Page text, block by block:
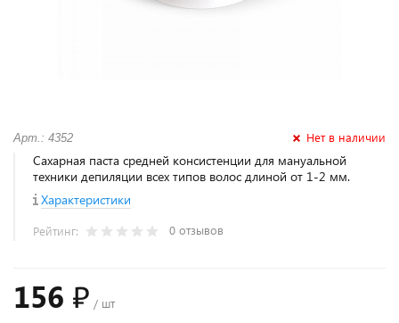
Арт.: 4352 Нет в наличии
Сахарная паста средней консистенции для мануальной
техники депиляции всех типов волос длиной от 1-2 мм.
Характеристики
Рейтинг: 0 отзывов
156 ₽ / шт